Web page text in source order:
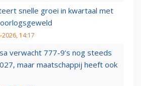
snelle groei in kwartaal met
2026, 14:17
verwacht 777-9’s nog steeds
maar maatschappij heeft ook